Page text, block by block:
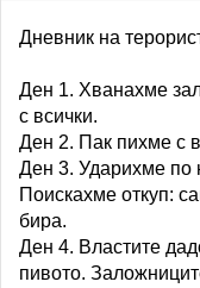
Дневник на
Ден 1. Хванахме
с всички.
Ден 2. Пак пихме с
Ден 3. Ударихме по
Поискахме откуп:
бира.
Ден 4. Властите
пивото.